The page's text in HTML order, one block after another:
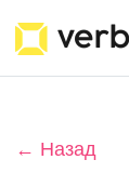
← Назад